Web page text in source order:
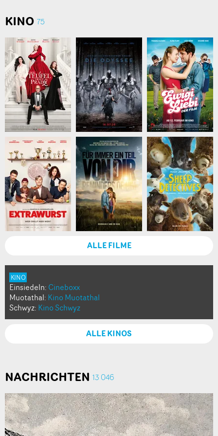
KINO 75
ALLE FILME
KINO
Einsiedeln: Cineboxx
Muotathal: Kino Muotathal
Schwyz: Kino Schwyz
ALLE KINOS
NACHRICHTEN 13 046